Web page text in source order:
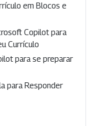
em Blocos e
Copilot para
Currículo
para se preparar
para Responder